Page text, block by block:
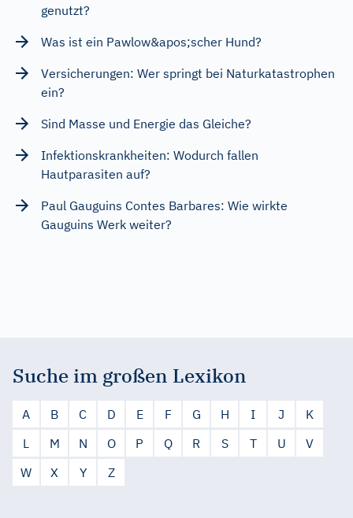
genutzt?
Was ist ein Pawlow&apos;scher Hund?
Versicherungen: Wer springt bei Naturkatastrophen
ein?
Sind Masse und Energie das Gleiche?
Infektionskrankheiten: Wodurch fallen
Hautparasiten auf?
Paul Gauguins Contes Barbares: Wie wirkte
Gauguins Werk weiter?
Suche im großen Lexikon
A B C D E F G H I J
K
L
M N O P Q R S T U
V
W
X Y Z